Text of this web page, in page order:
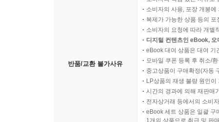
반품/교환 불가사유
소비자의 사용, 포장 개봉
복제가 가능한 상품 등의
소비자의 요청에 따라 개별
디지털 컨텐츠인 eBook,
eBook 대여 상품은 대여 기
모바일 쿠폰 등록 후 취소/
중고상품이 구매확정(자동
LP상품의 재생 불량 원인
시간의 경과에 의해 재판매
전자상거래 등에서의 소비
eBook 세트 상품은 일괄 구
1개의 상품으로 취급 및 판